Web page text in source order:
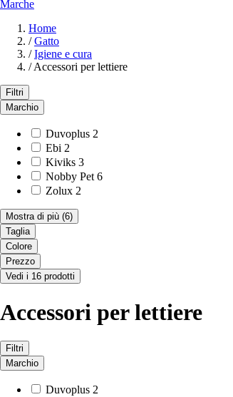
Marche
Home
/ Gatto
/ Igiene e cura
/ Accessori per lettiere
Filtri
Marchio
Duvoplus 2
Ebi 2
Kiviks 3
Nobby Pet 6
Zolux 2
Mostra di più (6)
Taglia
Colore
Prezzo
Vedi i 16 prodotti
Accessori per lettiere
Filtri
Marchio
Duvoplus 2